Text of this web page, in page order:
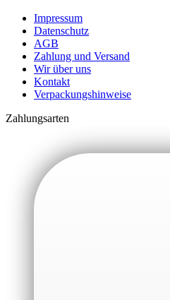
Impressum
Datenschutz
AGB
Zahlung und Versand
Wir über uns
Kontakt
Verpackungshinweise
Zahlungsarten